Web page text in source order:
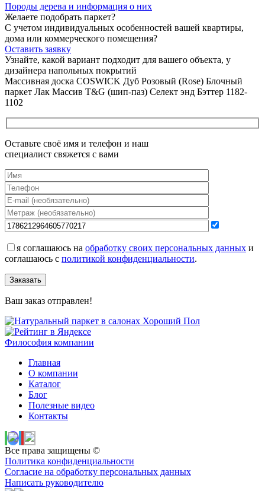
Породы дерева и информация о них
Желаете подобрать паркет?
С учетом индивидуальных особенностей вашей квартиры,
дома или коммерческого помещения?
Оставить заявку
Узнайте, какой вариант подходит для вашего объекта, у
дизайнера напольных покрытий
Массивная доска COSWICK Дуб Розовый (Rose) Блочный
паркет Лак Массив T&G (шип-паз) Селект энд Бэттер 1182-
1102
Оставьте своё имя и телефон и наш
специалист свяжется с вами
я соглашаюсь на обработку своих персональных данных и
соглашаюсь с политикой конфиденциальности.
Заказать
Ваш заказ отправлен!
Философия компании
Главная
О компании
Каталог
Блог
Полезные видео
Контакты
Все права защищены ©
Политика конфиденциальности
Согласие на обработку персональных данных
Написать руководителю